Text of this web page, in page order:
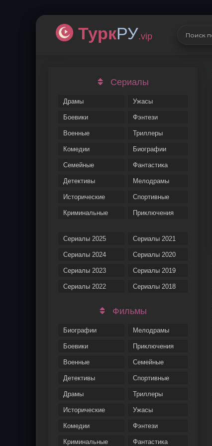
ТуркРУ.vip
Сериалы
Драмы
Боевики
Военные
Комедии
Семейные
Детективы
Исторические
Криминальные
Ужасы
Фэнтези
Триллеры
Биографии
Фантастика
Мелодрамы
Спортивные
Приключения
Сериалы 2025
Сериалы 2024
Сериалы 2023
Сериалы 2022
Сериалы 2021
Сериалы 2020
Сериалы 2019
Сериалы 2018
Фильмы
Биографии
Боевики
Военные
Детективы
Драмы
Исторические
Комедии
Криминальные
Мелодрамы
Приключения
Семейные
Спортивные
Триллеры
Ужасы
Фэнтези
Фантастика